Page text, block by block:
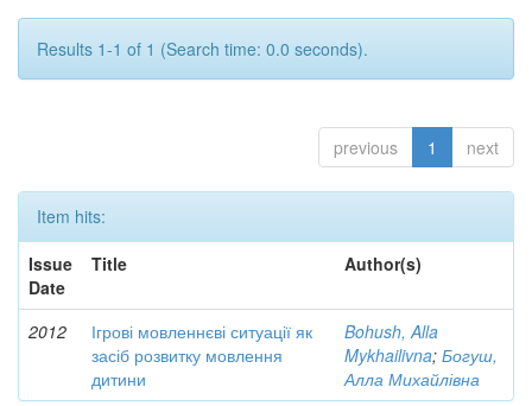
Results 1-1 of 1 (Search time: 0.0 seconds).
previous 1 next
Item hits:
Issue
Date
Title Author(s)
2012
Ігрові мовленнєві ситуації як
засіб розвитку мовлення
дитини
Bohush, Alla
Mykhailivna; Богуш,
Алла Михайлівна